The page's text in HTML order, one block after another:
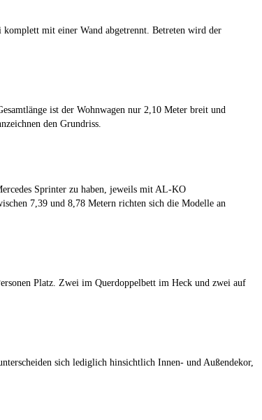
komplett mit einer Wand abgetrennt. Betreten wird der
ist der Wohnwagen nur 2,10 Meter breit und
den Grundriss.
Sprinter zu haben, jeweils mit AL-KO
7,39 und 8,78 Metern richten sich die Modelle an
Platz. Zwei im Querdoppelbett im Heck und zwei auf
sich lediglich hinsichtlich Innen- und Außendekor,